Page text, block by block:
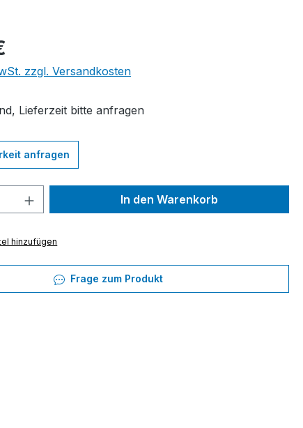
zzgl. Versandkosten
Lieferzeit bitte anfragen
anfragen
Gib den gewünschten Wert
In den Warenkorb
hinzufügen
Frage zum Produkt